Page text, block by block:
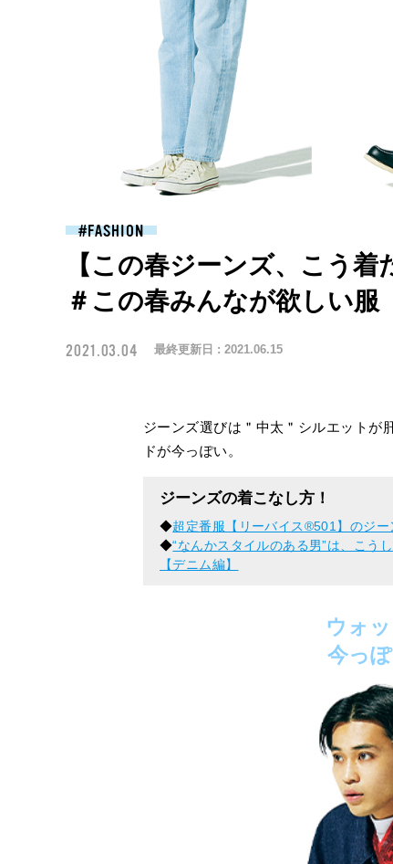
FASHION
【この春ジーンズ、こう
＃この春みんなが欲しい服
2021.03.04 最終更新日 : 2021.06.15
ジーンズ選びは＂中太＂シルエットが
ドが今っぽい。
ジーンズの着こなし方！
◆超定番服【リーバイス®︎501】のジー
◆“なんかスタイルのある男”は、こう
【デニム編】
ウォ
今っ